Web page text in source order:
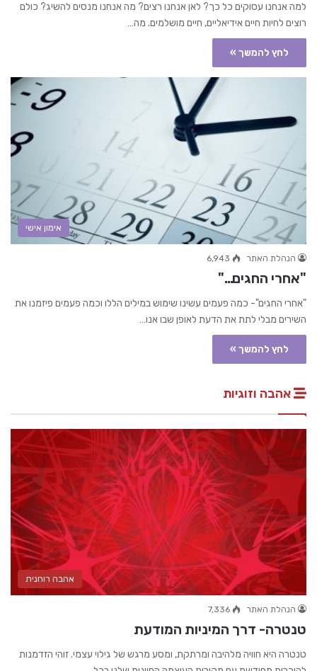
למה אנחנו עסוקים כל כך? לאן אנחנו רצים? מה אנחנו מנסים להשיג? כולם
רוצים לחיות חיים אידיאליים, חיים מושלמים. מה…
לחץ להמשך »
אימון אישי
הנהלת האתר 6,943
"אחרי החגים…"
"אחרי החגים"- כמה פעמים עשינו שימוש במילים הללו וכמה פעמים פיזמנו את
השירים מבלי לתת את הדעת לאופן שבו אנו…
לחץ להמשך »
אהבה וזוגיות
אהבה רוחנית
הנהלת האתר 7,336
טנטרה- דרך המיניות המודעת
טנטרה היא חוויה מלהיבה ומרתקת, ומסע מרגש של גילוי עצמי. זוהי הזדמנות